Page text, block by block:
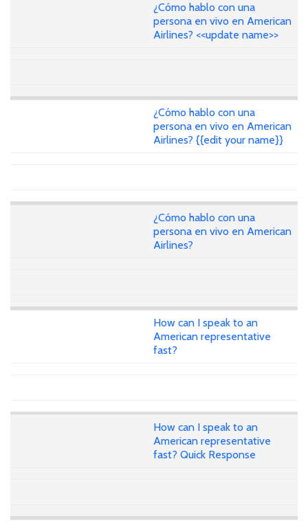
¿Cómo hablo con una
persona en vivo en American
Airlines? <<update name>>
¿Cómo hablo con una
persona en vivo en American
Airlines? {{edit your name}}
¿Cómo hablo con una
persona en vivo en American
Airlines?
How can I speak to an
American representative
fast?
How can I speak to an
American representative
fast? Quick Response